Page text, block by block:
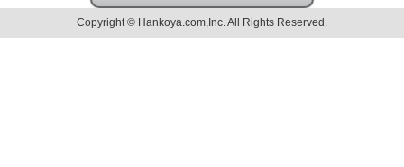
Copyright © Hankoya.com,Inc. All Rights Reserved.